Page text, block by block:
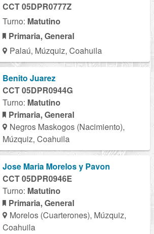
CCT 05DPR0777Z
Turno: Matutino
Primaria, General
Palaú, Múzquiz, Coahuila
Benito Juarez
CCT 05DPR0944G
Turno: Matutino
Primaria, General
Negros Maskogos (Nacimiento),
Múzquiz, Coahuila
Jose Maria Morelos y Pavon
CCT 05DPR0946E
Turno: Matutino
Primaria, General
Morelos (Cuarterones), Múzquiz,
Coahuila